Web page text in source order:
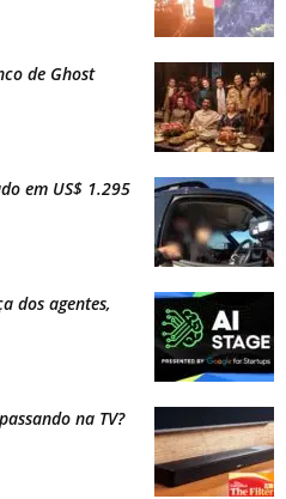
de Ghost
em US$ 1.295
dos agentes,
na TV?